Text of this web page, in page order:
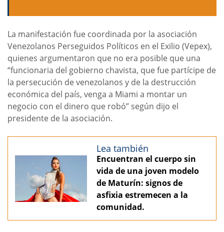
La manifestación fue coordinada por la asociación
Venezolanos Perseguidos Políticos en el Exilio (Vepex),
quienes argumentaron que no era posible que una
“funcionaria del gobierno chavista, que fue partícipe de
la persecución de venezolanos y de la destrucción
económica del país, venga a Miami a montar un
negocio con el dinero que robó” según dijo el
presidente de la asociación.
Lea también
Encuentran el cuerpo sin
vida de una joven modelo
de Maturín: signos de
asfixia estremecen a la
comunidad.